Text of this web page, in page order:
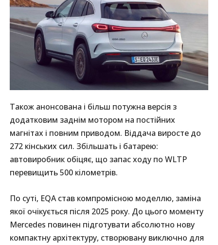
Також анонсована і більш потужна версія з
додатковим заднім мотором на постійних
магнітах і повним приводом. Віддача виросте до
272 кінських сил. Збільшать і батарею:
автовиробник обіцяє, що запас ходу по WLTP
перевищить 500 кілометрів.
По суті, EQA став компромісною моделлю, заміна
якої очікується після 2025 року. До цього моменту
Mercedes повинен підготувати абсолютно нову
компактну архітектуру, створювану виключно для